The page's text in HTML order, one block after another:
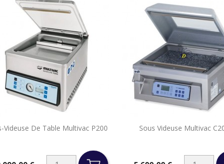
Videuse De Table Multivac P200
Aperçu rapide Sous Videuse Multivac
Aperçu rapide